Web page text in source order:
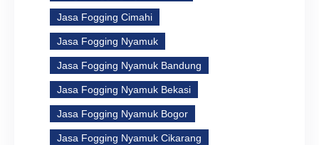
Jasa Fogging Cimahi
Jasa Fogging Nyamuk
Jasa Fogging Nyamuk Bandung
Jasa Fogging Nyamuk Bekasi
Jasa Fogging Nyamuk Bogor
Jasa Fogging Nyamuk Cikarang